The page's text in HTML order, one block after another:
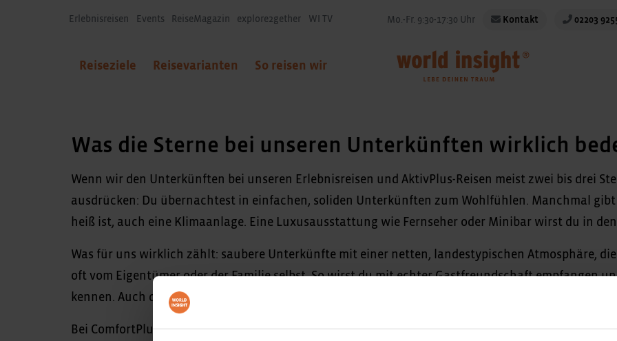
Erlebnisreisen Events ReiseMagazin explore2gether WI TV Mo.-Fr. 9:30-17:30 Uhr Kontakt 02203
Reiseziele Reisevarianten So reisen wir
Was die Sterne bei unseren Unterkünften wirklich
Wenn wir den Unterkünften bei unseren Erlebnisreisen und AktivPlus-Reisen meist zwei bis drei
ausdrücken: Du übernachtest in einfachen, soliden Unterkünften zum Wohlfühlen. Manchmal gibt
heiß ist, auch eine Klimaanlage. Eine Luxusausstattung wie Fernseher oder Minibar wirst du in
Was für uns wirklich zählt: saubere Unterkünfte mit einer netten, landestypischen Atmosphäre,
oft vom Eigentümer oder der Familie selbst. So wirst du mit echter Gastfreundschaft empfangen
kennen. Auch dein Geld kommt so direkt den Menschen vor Ort zugute und nicht anonymen
Bei ComfortPlus greifen wir in der Regel auf eine Hotelkategorie höher zurück, also auf Häuser,